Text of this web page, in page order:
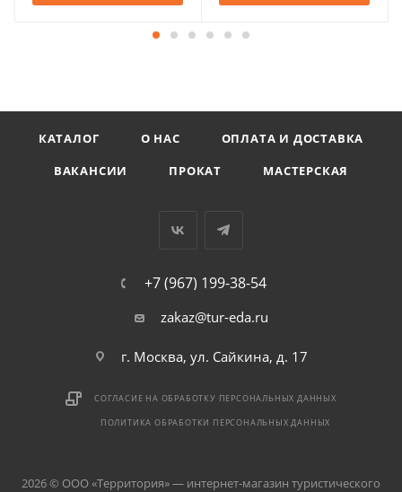
КАТАЛОГ О НАС
ОПЛАТА И ДОСТАВКА
ВАКАНСИИ
ПРОКАТ МАСТЕРСКАЯ
+7 (967) 199-38-54
zakaz@tur-eda.ru
г. Москва, ул. Сайкина, д. 17
СОГЛАСИЕ НА ОБРАБОТКУ ПЕРСОНАЛЬНЫХ ДАННЫХ
ПОЛИТИКА ОБРАБОТКИ ПЕРСОНАЛЬНЫХ ДАННЫХ
2026 © ООО «Территория» — интернет-магазин туристического